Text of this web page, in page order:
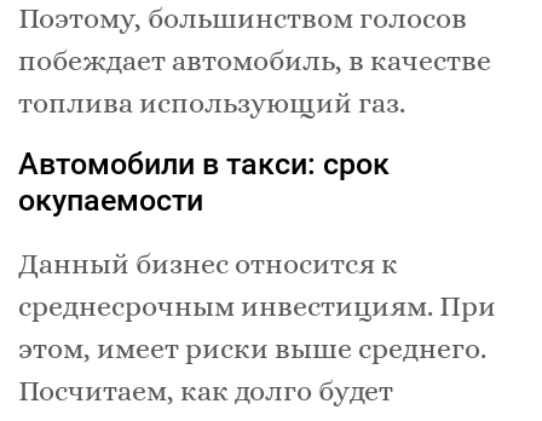
Поэтому, большинством голосов
побеждает автомобиль, в качестве
топлива использующий газ.
Автомобили в такси: срок
окупаемости
Данный бизнес относится к
среднесрочным инвестициям. При
этом, имеет риски выше среднего.
Посчитаем, как долго будет